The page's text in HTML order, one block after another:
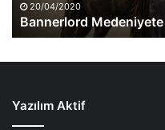
20/04/2020
Bannerlord Medeniyete
Yazılım Aktif